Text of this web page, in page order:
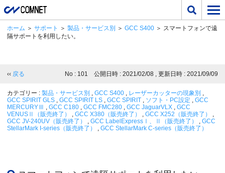
ホーム ＞ サポート ＞ 製品・サービス別 ＞ GCC S400 ＞ スマートフォンで遠
隔サポートを利用したい。
‹‹ 戻る No : 101 公開日時 : 2021/02/08 , 更新日時 : 2021/09/09
カテゴリー : 製品・サービス別 , GCC S400 , レーザーカッターの現象別 ,
GCC SPIRIT GLS , GCC SPIRIT LS , GCC SPIRIT , ソフト・PC設定 , GCC
MERCURYⅢ , GCC C180 , GCC FMC280 , GCC JaguarVLX , GCC
VENUSⅡ（販売終了）
, GCC X380（販売終了） , GCC X252（販売終了）
,
GCC JV-240UV（販売終了）
, GCC LabelExpressⅠ、Ⅱ（販売終了） , GCC
StellarMark I-series（販売終了）
, GCC StellarMark C-series（販売終了）